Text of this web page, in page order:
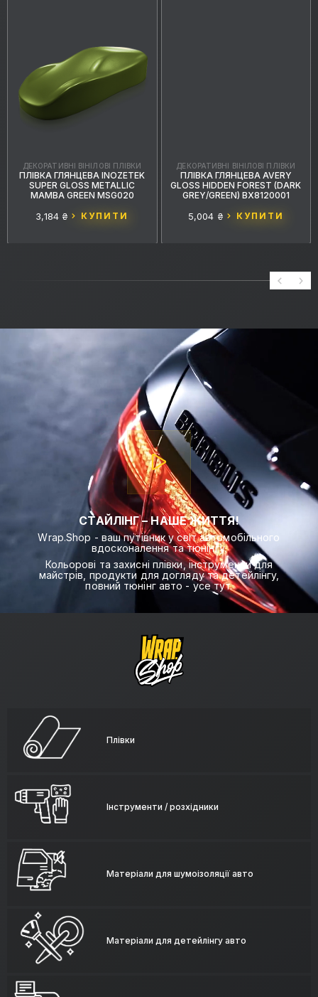
ДЕКОРАТИВНІ ВІНІЛОВІ ПЛІВКИ
ПЛІВКА ГЛЯНЦЕВА INOZETEK
SUPER GLOSS METALLIC
MAMBA GREEN MSG020
3,184 ₴ КУПИТИ
ДЕКОРАТИВНІ ВІНІЛОВІ ПЛІВКИ
ПЛІВКА ГЛЯНЦЕВА AVERY
GLOSS HIDDEN FOREST (DARK
GREY/GREEN) BX8120001
5,004 ₴ КУПИТИ
СТАЙЛІНГ – НАШЕ ЖИТТЯ!
Wrap.Shop - ваш путівник у світ автомобільного
вдосконалення та тюнінгу.
Кольорові та захисні плівки, інструменти для
майстрів, продукти для догляду та детейлінгу,
повний тюнінг авто - усе тут.
Плівки
Інструменти / розхідники
Матеріали для шумоізоляції авто
Матеріали для детейлінгу авто